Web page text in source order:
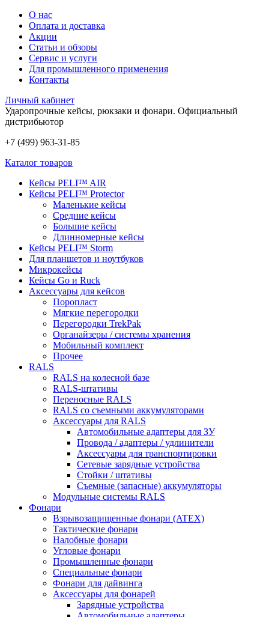
О нас
Оплата и доставка
Акции
Статьи и обзоры
Сервис и услуги
Для промышленного применения
Контакты
Личный кабинет
Ударопрочные кейсы, рюкзаки и фонари. Официальный
дистрибьютор
+7 (499) 963-31-85
Каталог товаров
Кейсы PELI™ AIR
Кейсы PELI™ Protector
Маленькие кейсы
Средние кейсы
Большие кейсы
Длинномерные кейсы
Кейсы PELI™ Storm
Для планшетов и ноутбуков
Микрокейсы
Кейсы Go и Ruck
Аксессуары для кейсов
Поропласт
Мягкие перегородки
Перегородки TrekPak
Органайзеры / системы хранения
Мобильный комплект
Прочее
RALS
RALS на колесной базе
RALS-штативы
Переносные RALS
RALS со съемными аккумуляторами
Аксессуары для RALS
Автомобильные адаптеры для ЗУ
Провода / адаптеры / удлинители
Аксессуары для транспортировки
Сетевые зарядные устройства
Стойки / штативы
Съемные (запасные) аккумуляторы
Модульные системы RALS
Фонари
Взрывозащищенные фонари (ATEX)
Тактические фонари
Налобные фонари
Угловые фонари
Промышленные фонари
Специальные фонари
Фонари для дайвинга
Аксессуары для фонарей
Зарядные устройства